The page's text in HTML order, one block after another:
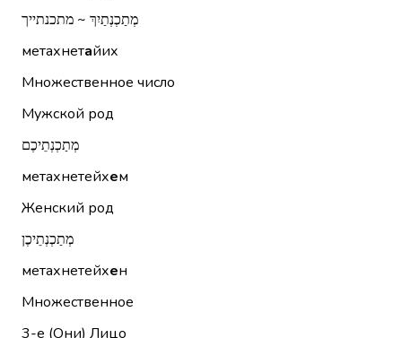
מְתַכְנְתַיִךְ ~ מתכנתייך
метахнетайих
Множественное число
Мужской род
מְתַכְנְתֵיכֶם
метахнетейхем
Женский род
מְתַכְנְתֵיכֶן
метахнетейхен
Множественное
3-е (Они) Лицо